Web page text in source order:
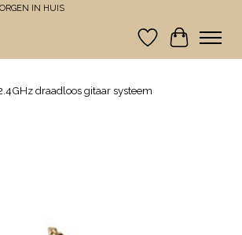
IN HUIS
Verlanglijst
draadloos gitaar systeem